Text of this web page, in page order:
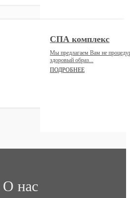
СПА комплекс
Мы предлагаем Вам не
здоровый образ...
ПОДРОБНЕЕ
О нас